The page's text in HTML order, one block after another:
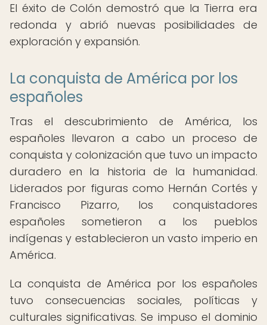
El éxito de Colón demostró que la Tierra era
redonda y abrió nuevas posibilidades de
exploración y expansión.
La conquista de América por los
españoles
Tras el descubrimiento de América, los
españoles llevaron a cabo un proceso de
conquista y colonización que tuvo un impacto
duradero en la historia de la humanidad.
Liderados por figuras como Hernán Cortés y
Francisco Pizarro, los conquistadores
españoles sometieron a los pueblos
indígenas y establecieron un vasto imperio en
América.
La conquista de América por los españoles
tuvo consecuencias sociales, políticas y
culturales significativas. Se impuso el dominio